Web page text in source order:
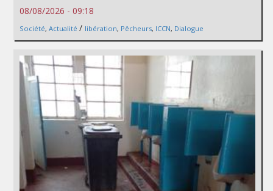
08/08/2026 - 09:18
Société, Actualité / libération, Pêcheurs, ICCN, Dialogue